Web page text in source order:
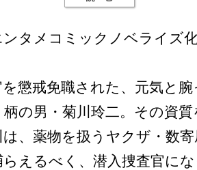
ンタメコミックノベライズ
懲戒免職された、元気と腕
柄の男・菊川玲二。その資
は、薬物を扱うヤクザ・数
らえるべく、潜入捜査官に